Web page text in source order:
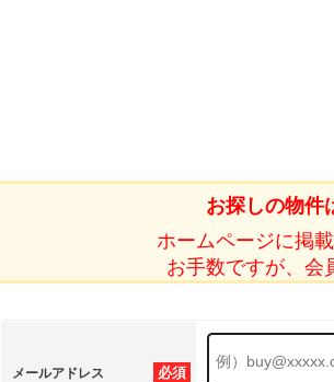
お探しの物件
ホームページに掲
お手数ですが、会
必須
メールアドレス